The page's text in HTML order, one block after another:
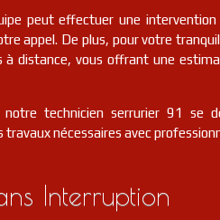
peut effectuer une
appel. De plus, pour votre
à distance, vous offrant une
technicien serrurier 91 se
nécessaires avec
Interruption